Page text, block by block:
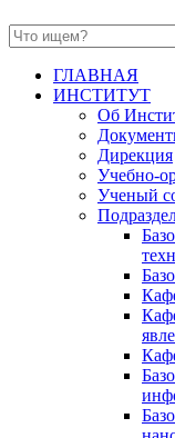
ГЛАВНАЯ
ИНСТИТУТ
Об
Дирекция
Учебно-
Ученый